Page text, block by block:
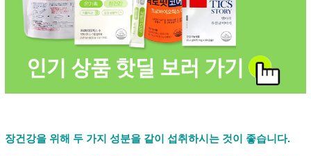
장건강을 위해 두 가지 성분을 같이 섭취하시는 것이 좋습니다.